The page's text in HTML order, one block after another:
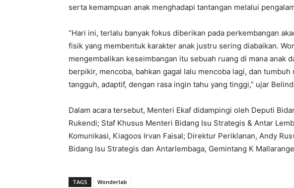
serta kemampuan anak menghadapi tantangan melalui
“Hari ini, terlalu banyak fokus diberikan pada perkembangan
fisik yang membentuk karakter anak justru sering diabaikan.
mengembalikan keseimbangan itu sebuah ruang di mana anak
berpikir, mencoba, bahkan gagal lalu mencoba lagi, dan
tangguh, adaptif, dengan rasa ingin tahu yang tinggi,” ujar
Dalam acara tersebut, Menteri Ekaf didampingi oleh Deputi
Rukendi; Staf Khusus Menteri Bidang Isu Strategis & Antar
Komunikasi, Kiagoos Irvan Faisal; Direktur Periklanan, Andy
Bidang Isu Strategis dan Antarlembaga, Gemintang K
TAGS Wonderlab